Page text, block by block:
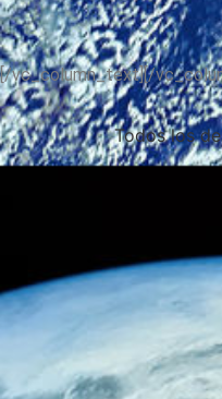
[/vc_column_text][/
Todos los